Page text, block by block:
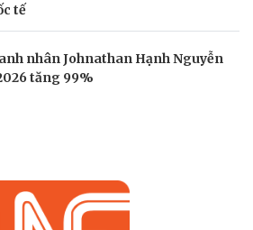
tế
nhân Johnathan Hạnh Nguyễn
tăng 99%